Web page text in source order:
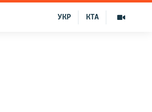
КТА
УКР